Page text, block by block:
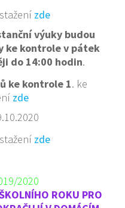
zde
výuky budou
ke kontrole v pátek
do 14:00 hodin.
ke kontrole 1. ke
zde
zde
2020
ROKU PRO